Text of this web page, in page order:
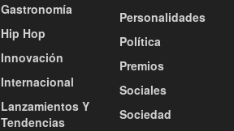
Gastronomía
Hip Hop
Innovación
Internacional
Lanzamientos Y
Tendencias
Personalidades
Política
Premios
Sociales
Sociedad